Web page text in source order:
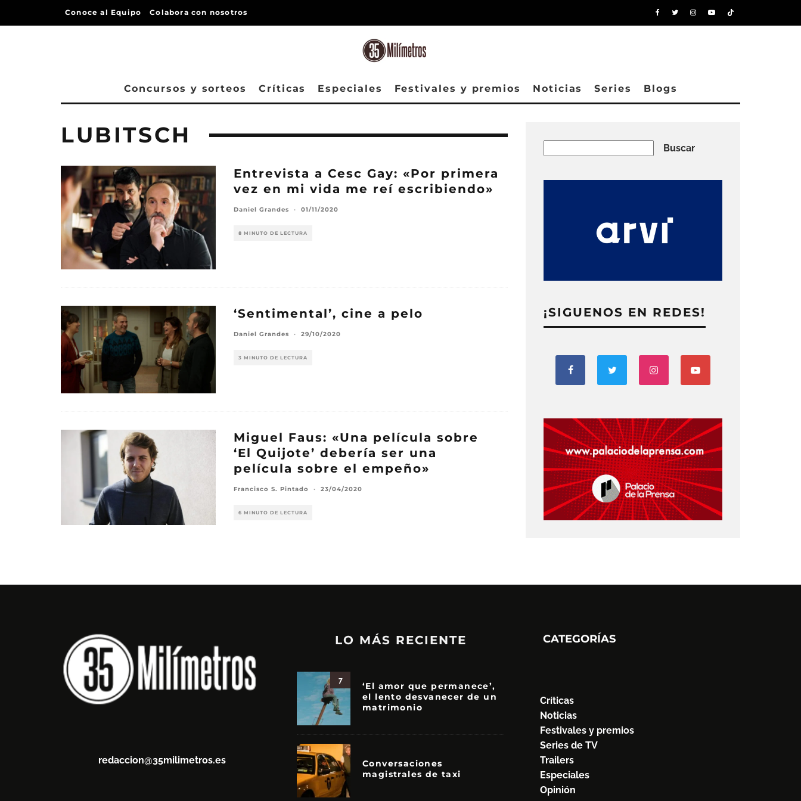
Conoce al Equipo Colabora con nosotros
Concursos y sorteos Críticas Especiales Festivales y premios Noticias Series Blogs
LUBITSCH
Entrevista a Cesc Gay: «Por primera
vez en mi vida me reí escribiendo»
Daniel Grandes · 01/11/2020
8 MINUTO DE LECTURA
‘Sentimental’, cine a pelo
Daniel Grandes · 29/10/2020
3 MINUTO DE LECTURA
Miguel Faus: «Una película sobre
‘El Quijote’ debería ser una
película sobre el empeño»
Francisco S. Pintado · 23/04/2020
6 MINUTO DE LECTURA
Buscar
¡SIGUENOS EN REDES!
redaccion@35milimetros.es
LO MÁS RECIENTE
7
‘El amor que permanece’,
el lento desvanecer de un
matrimonio
Conversaciones
magistrales de taxi
CATEGORÍAS
Críticas
Noticias
Festivales y premios
Series de TV
Trailers
Especiales
Opinión